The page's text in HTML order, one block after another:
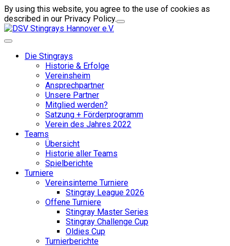
By using this website, you agree to the use of cookies as
described in our Privacy Policy.
Die Stingrays
Historie & Erfolge
Vereinsheim
Ansprechpartner
Unsere Partner
Mitglied werden?
Satzung + Förderprogramm
Verein des Jahres 2022
Teams
Übersicht
Historie aller Teams
Spielberichte
Turniere
Vereinsinterne Turniere
Stingray League 2026
Offene Turniere
Stingray Master Series
Stingray Challenge Cup
Oldies Cup
Turnierberichte